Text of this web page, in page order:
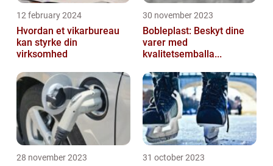
12 february 2024
Hvordan et vikarbureau
kan styrke din
virksomhed
30 november 2023
Bobleplast: Beskyt dine
varer med
kvalitetsemballa...
28 november 2023 31 october 2023